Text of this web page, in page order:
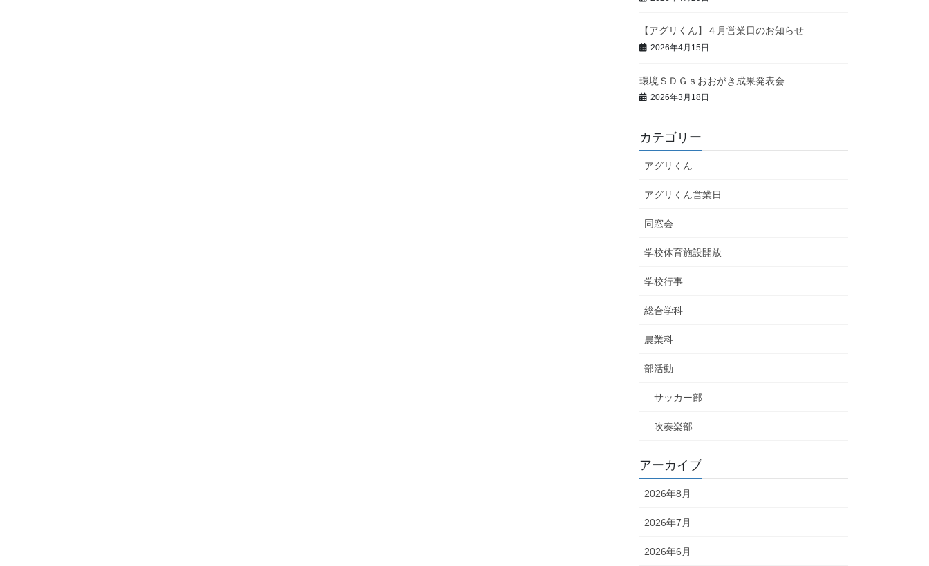
【アグリくん】４月営業日のお知らせ
2026年4月15日
環境ＳＤＧｓおおがき成果発表会
2026年3月18日
カテゴリー
アグリくん
アグリくん営業日
同窓会
学校体育施設開放
学校行事
総合学科
農業科
部活動
サッカー部
吹奏楽部
アーカイブ
2026年8月
2026年7月
2026年6月